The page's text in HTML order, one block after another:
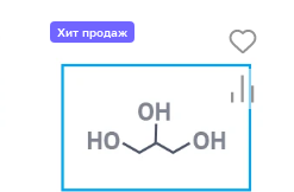
Хит продаж